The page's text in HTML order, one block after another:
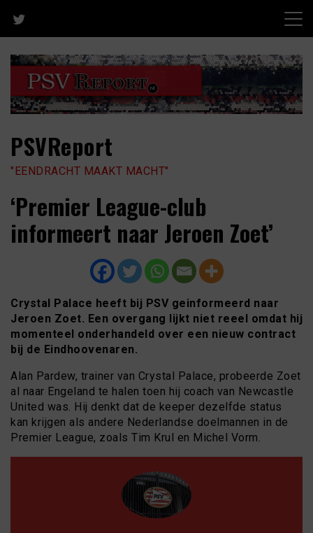
content
PSVReport
"EENDRACHT MAAKT MACHT"
‘Premier League-club
informeert naar Jeroen Zoet’
Crystal Palace heeft bij PSV geinformeerd naar
Jeroen Zoet. Een overgang lijkt niet reeel omdat hij
momenteel onderhandeld over een nieuw contract
bij de Eindhoovenaren.
Alan Pardew, trainer van Crystal Palace, probeerde Zoet
al naar Engeland te halen toen hij coach van Newcastle
United was. Hij denkt dat de keeper dezelfde status
kan krijgen als andere Nederlandse doelmannen in de
Premier League, zoals Tim Krul en Michel Vorm.